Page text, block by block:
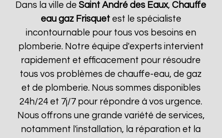
Dans la ville deSaint André des Eaux,Chauffe
eau gaz Frisquetest le spécialiste
incontournable pour tous vos besoins en
plomberie. Notre équipe d'experts intervient
rapidement et efficacement pour résoudre
tous vos problèmes de chauffe-eau, de gaz
et de plomberie. Nous sommes disponibles
24h/24 et 7j/7 pour répondre à vos urgence.
Nous offrons une grande variété de services,
notamment l'installation, la réparation et la